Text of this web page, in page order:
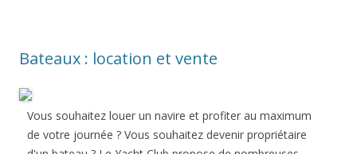
Bateaux : location et vente
Vous souhaitez louer un navire et profiter au maximum
de votre journée ? Vous souhaitez devenir propriétaire